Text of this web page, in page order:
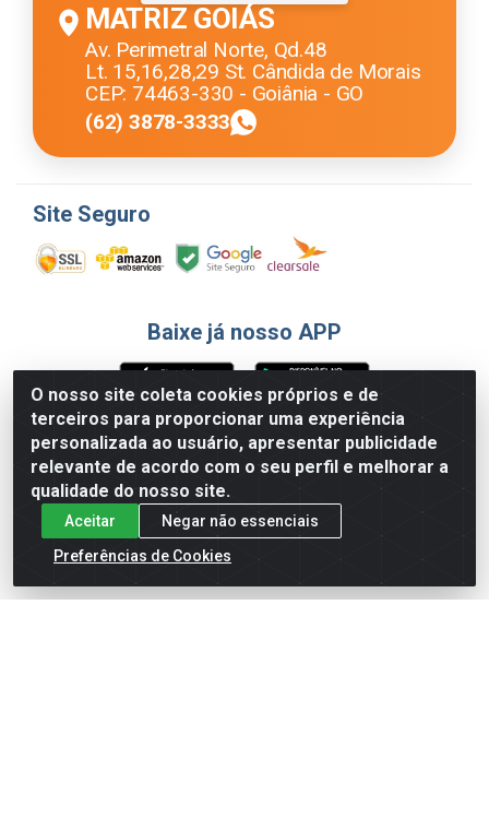
O nosso site coleta cookies próprios e de
terceiros para proporcionar uma experiência
personalizada ao usuário, apresentar publicidade
relevante de acordo com o seu perfil e melhorar a
qualidade do nosso site.
Aceitar
Negar não essenciais
Preferências de Cookies
MATRIZ GOIÁS
Av. Perimetral Norte, Qd.48
Lt. 15,16,28,29 St. Cândida de Morais
CEP: 74463-330 - Goiânia - GO
(62) 3878-3333
Site Seguro
Baixe já nosso APP
Formas de Pagamento